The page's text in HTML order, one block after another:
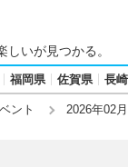
しいが見つかる。
福岡県 佐賀県 長
ント 2026年02月